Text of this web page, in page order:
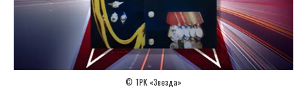
© ТРК «Звезда»